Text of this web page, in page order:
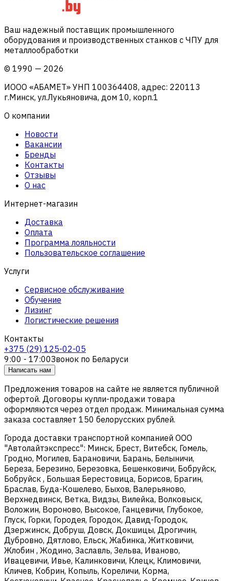
Ваш надежный поставщик промышленного
оборудования и производственных станков с ЧПУ для
металлообработки
© 1990 — 2026
ИООО «АБАМЕТ» УНП 100364408, адрес: 220113
г.Минск, ул.Лукьяновича, дом 10, корп.1
О компании
Новости
Вакансии
Бренды
Контакты
Отзывы
О нас
Интернет-магазин
Доставка
Оплата
Программа лояльности
Пользовательское соглашение
Услуги
Сервисное обслуживание
Обучение
Лизинг
Логистические решения
Контакты
+375 (29) 125-02-05
9:00 - 17:00Звонок по Беларуси
Написать нам
Предложения товаров на сайте не является публичной
офертой. Договоры купли-продажи товара
оформляются через отдел продаж. Минимальная сумма
заказа составляет 150 белорусских рублей.
Города доставки транспортной компанией ООО
"Автолайтэкспресс": Минск, Брест, Витебск, Гомель,
Гродно, Могилев, Барановичи, Барань, Белыничи,
Береза, Березино, Березовка, Бешенковичи, Бобруйск,
Бобруйск , Большая Берестовица, Борисов, Брагин,
Браслав, Буда-Кошелево, Быхов, Валерьяново,
Верхнедвинск, Ветка, Видзы, Вилейка, Волковыск,
Воложин, Вороново, Высокое, Ганцевичи, Глубокое,
Глуск, Горки, Городея, Городок, Давид-Городок,
Дзержинск, Добруш, Довск, Докшицы, Дрогичин,
Дубровно, Дятлово, Ельск, Жабинка, Житковичи,
Жлобин , Жодино, Заславль, Зельва, Иваново,
Ивацевичи, Ивье, Калинковичи, Клецк, Климовичи,
Кличев, Кобрин, Копыль, Кореличи, Корма,